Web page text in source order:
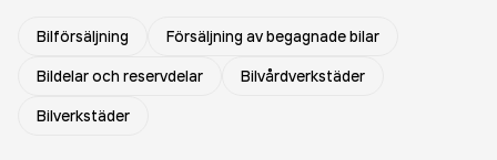
Bilförsäljning
Försäljning av begagnade bilar
Bildelar och reservdelar
Bilvårdverkstäder
Bilverkstäder